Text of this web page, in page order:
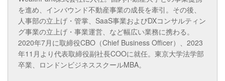
を進め、インバウンド不動産事業の成長を牽引。その後、
人事部の立上げ・管掌、SaaS事業およびDXコンサルティン
グ事業の立上げ・事業運営、など幅広い業務に携わる。
2020年7月に取締役CBO（Chief Business Officer）、2023
年11月より代表取締役副社長COOに就任。東京大学法学部
卒業、ロンドンビジネススクールMBA。